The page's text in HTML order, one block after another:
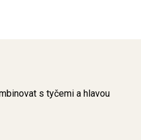
s tyčemi a hlavou